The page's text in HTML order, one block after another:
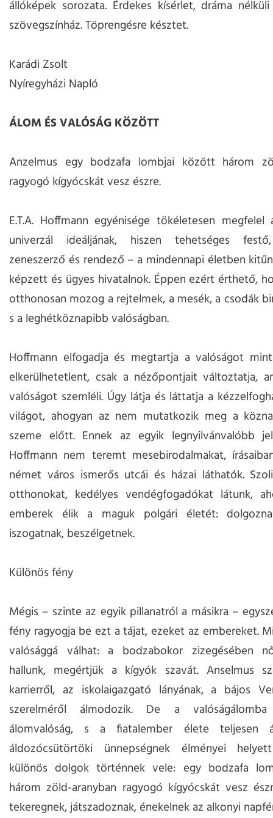
állóképek sorozata. Érdekes kísérlet, dráma
szövegszínház. Töprengésre késztet.
Karádi Zsolt
Nyíregyházi Napló
ÁLOM ÉS VALÓSÁG KÖZÖTT
Anzelmus egy bodzafa lombjai között három
ragyogó kígyócskát vesz észre.
E.T.A. Hoffmann egyénisége tökéletesen megfelel
univerzál ideáljának, hiszen tehetséges
zeneszerző és rendező – a mindennapi életben
képzett és ügyes hivatalnok. Éppen ezért érthető,
otthonosan mozog a rejtelmek, a mesék, a csodák
s a leghétköznapibb valóságban.
Hoffmann elfogadja és megtartja a valóságot
elkerülhetetlent, csak a nézőpontjait változtatja,
valóságot szemléli. Úgy látja és láttatja a
világot, ahogyan az nem mutatkozik meg a
szeme előtt. Ennek az egyik legnyilvánvalóbb
Hoffmann nem teremt mesebirodalmakat,
német város ismerős utcái és házai láthatók.
otthonokat, kedélyes vendégfogadókat látunk,
emberek élik a maguk polgári életét:
iszogatnak, beszélgetnek.
Különös fény
Mégis – szinte az egyik pillanatról a másikra –
fény ragyogja be ezt a tájat, ezeket az embereket.
valósággá válhat: a bodzabokor zizegésében
hallunk, megértjük a kígyók szavát. Anselmus
karrierről, az iskolaigazgató lányának, a bájos
szerelméről álmodozik. De a
álomvalóság, s a fiatalember élete teljesen
áldozócsütörtöki ünnepségnek élményei
különös dolgok történnek vele: egy bodzafa
három zöld-aranyban ragyogó kígyócskát vesz
tekeregnek, játszadoznak, énekelnek az alkonyi